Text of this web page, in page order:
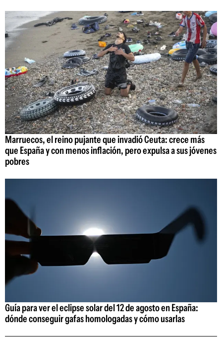
Marruecos, el reino pujante que invadió Ceuta: crece más
que España y con menos inflación, pero expulsa a sus jóvenes
pobres
Guía para ver el eclipse solar del 12 de agosto en España:
dónde conseguir gafas homologadas y cómo usarlas